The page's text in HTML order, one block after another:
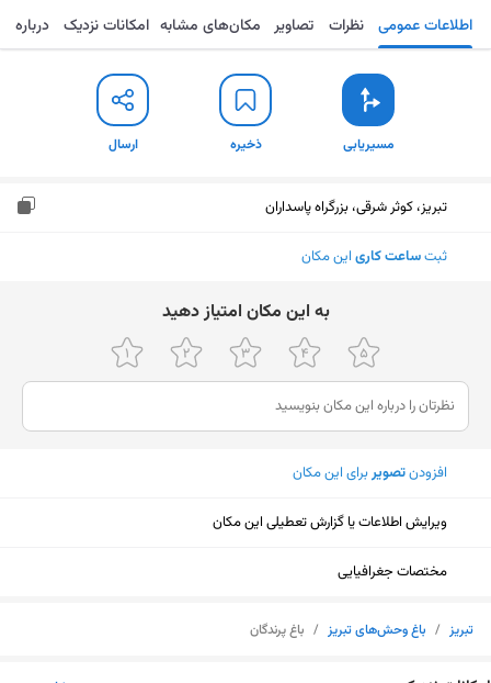
مسیریابی ذخیره ارسال اطلاعات عمومی نظرات تصاویر مکان‌های مشابه امکانات نزدیک درباره
مسیریابی ذخیره ارسال
تبریز، کوثر شرقی، بزرگراه پاسداران
ثبتساعت کاری این مکان
ﺑﻪ اﯾﻦ ﻣﮑﺎن اﻣﺘﯿﺎز دﻫﯿﺪ
افزودنتصویربرای این مکان
ویرایش اطلاعات یا گزارش تعطیلی این مکان
مختصات جغرافیایی
تبریز / باغ وحش‌های تبریز / باغ پرندگان